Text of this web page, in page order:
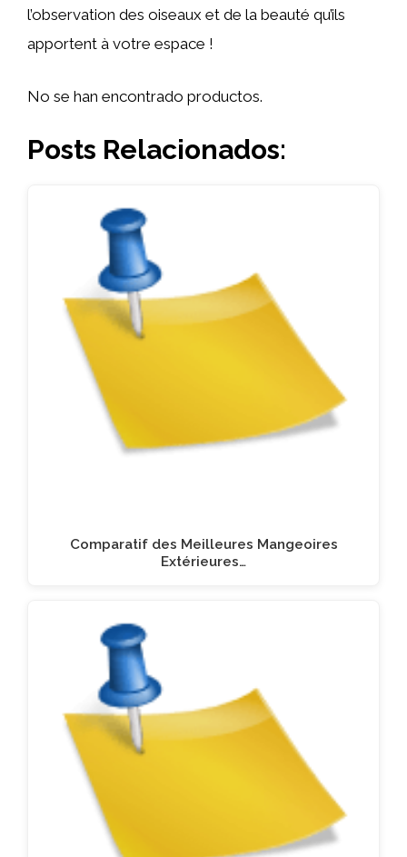
l’observation des oiseaux et de la beauté qu’ils
apportent à votre espace !
No se han encontrado productos.
Posts Relacionados:
Comparatif des Meilleures Mangeoires
Extérieures…